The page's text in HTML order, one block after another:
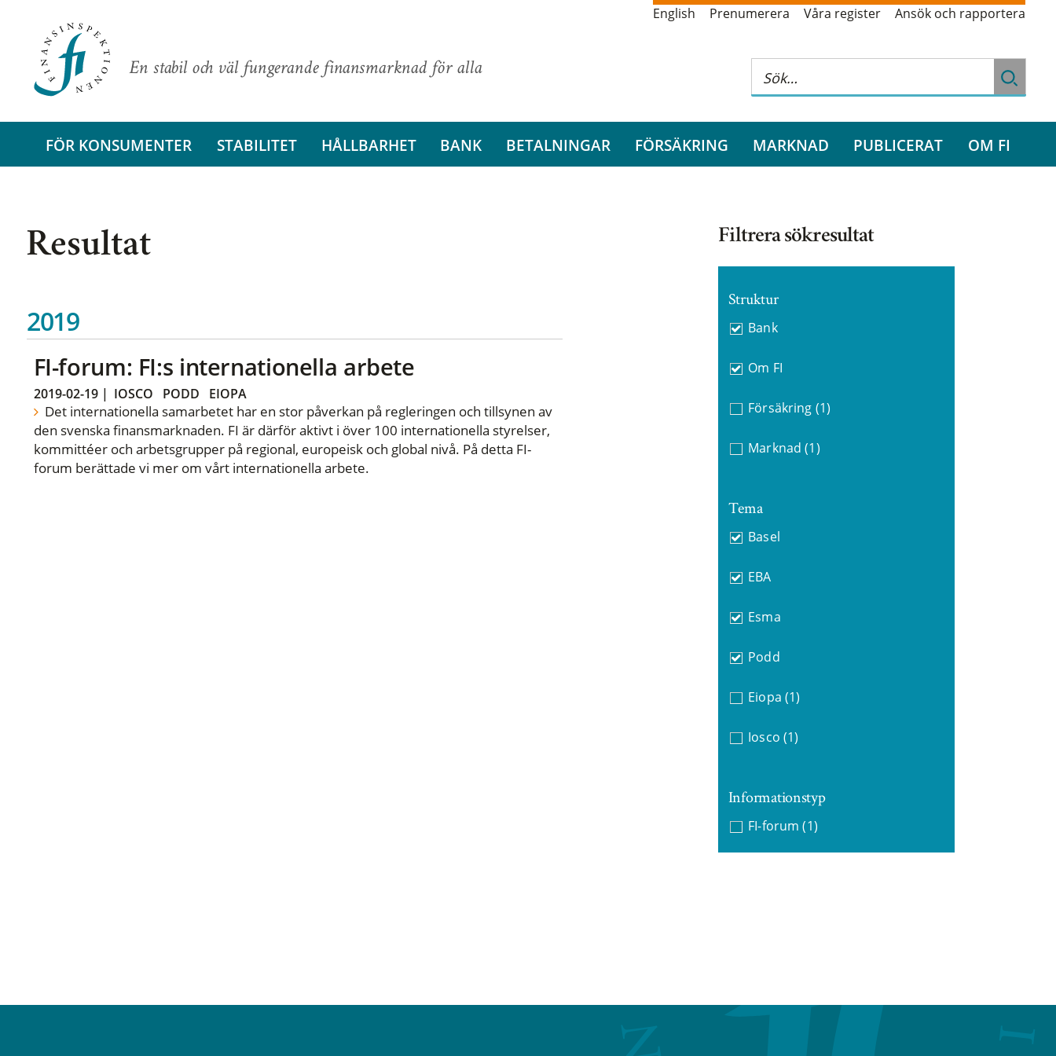
En stabil och väl fungerande finansmarknad för alla
English Prenumerera Våra register Ansök och rapportera
FÖR KONSUMENTER STABILITET HÅLLBARHET BANK BETALNINGAR FÖRSÄKRING MARKNAD PUBLICERAT OM FI
Resultat
2019
FI-forum: FI:s internationella arbete
2019-02-19| IOSCO PODD EIOPA
Det internationella samarbetet har en stor påverkan på regleringen och tillsynen av
den svenska finansmarknaden. FI är därför aktivt i över 100 internationella styrelser,
kommittéer och arbetsgrupper på regional, europeisk och global nivå. På detta FI-
forum berättade vi mer om vårt internationella arbete.
Filtrera sökresultat
Struktur
Bank
Om FI
Försäkring (1)
Marknad (1)
Tema
Basel
EBA
Esma
Podd
Eiopa (1)
Iosco (1)
Informationstyp
FI-forum (1)